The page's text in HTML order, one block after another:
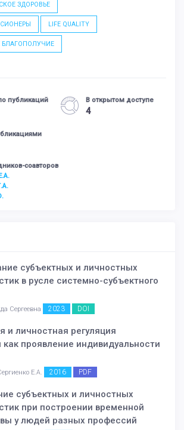
ЗДОРОВЬЕ
LIFE QUALITY
БЛАГОПОЛУЧИЕ
публикаций В открытом доступе
4
соавторов
субъектных и личностных
в русле системно-субъектного
Сергеевна 2023 DOI
и личностная регуляция
как проявление индивидуальности
Е.А. 2016 PDF
субъектных и личностных
при построении временной
у людей разных профессий